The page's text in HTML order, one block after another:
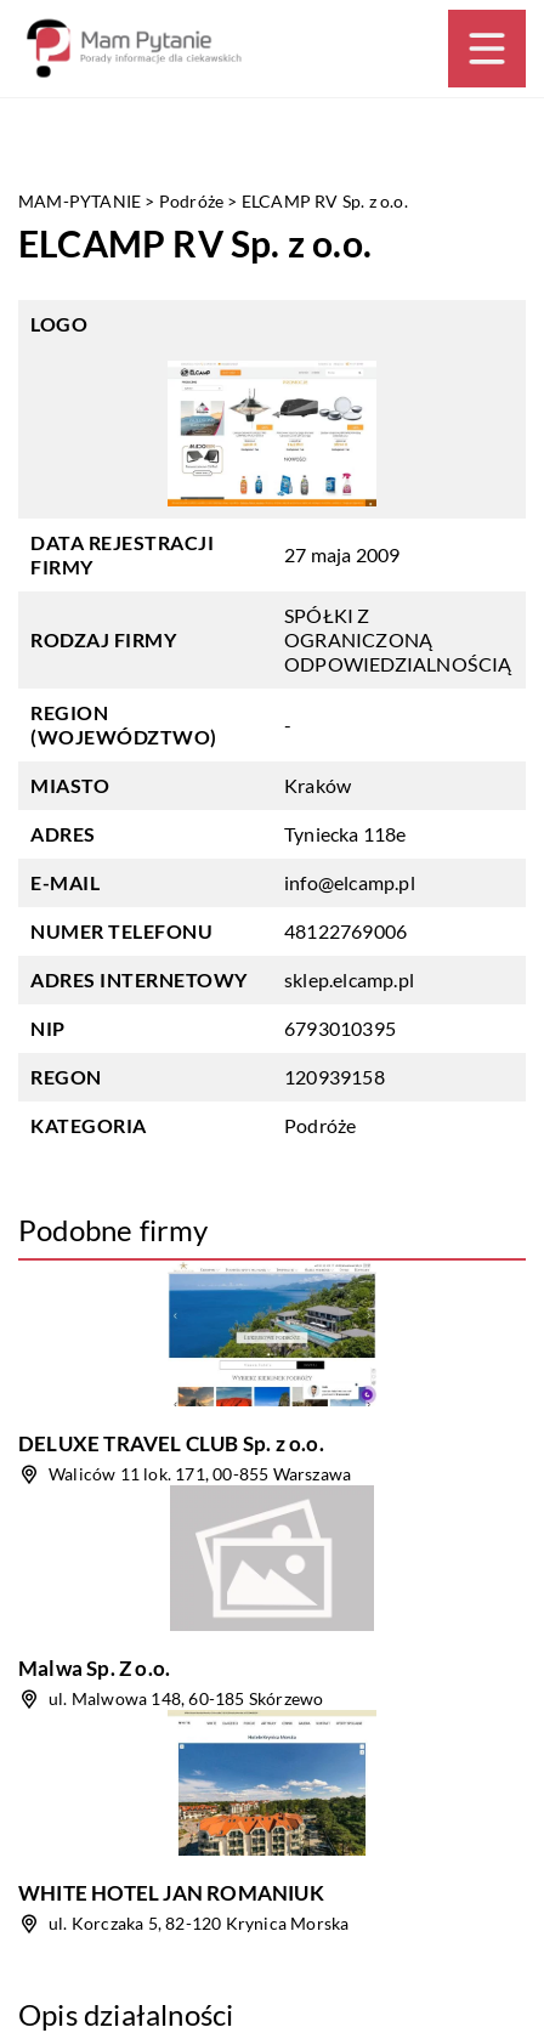
MAM-PYTANIE > Podróże > ELCAMP RV Sp. z o.o.
ELCAMP RV Sp. z o.o.
LOGO
DATA REJESTRACJI
FIRMY
27 maja 2009
RODZAJ FIRMY
SPÓŁKI Z
OGRANICZONĄ
ODPOWIEDZIALNOŚCIĄ
REGION
(WOJEWÓDZTWO)
-
MIASTO Kraków
ADRES Tyniecka 118e
E-MAIL info@elcamp.pl
NUMER TELEFONU 48122769006
ADRES INTERNETOWY sklep.elcamp.pl
NIP 6793010395
REGON 120939158
KATEGORIA Podróże
Podobne firmy
DELUXE TRAVEL CLUB Sp. z o.o.
Waliców 11 lok. 171, 00-855 Warszawa
Malwa Sp. Z o.o.
ul. Malwowa 148, 60-185 Skórzewo
WHITE HOTEL JAN ROMANIUK
ul. Korczaka 5, 82-120 Krynica Morska
Opis działalności